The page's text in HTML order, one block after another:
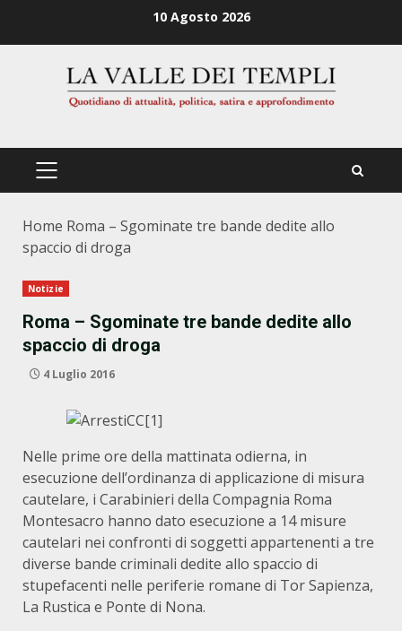
10 Agosto 2026
PRIMÄRES
Home Roma – Sgominate tre bande dedite allo
spaccio di droga
Notizie
Roma – Sgominate tre bande dedite allo
spaccio di droga
4 Luglio 2016
Nelle prime ore della mattinata odierna, in
esecuzione dell’ordinanza di applicazione di misura
cautelare, i Carabinieri della Compagnia Roma
Montesacro hanno dato esecuzione a 14 misure
cautelari nei confronti di soggetti appartenenti a tre
diverse bande criminali dedite allo spaccio di
stupefacenti nelle periferie romane di Tor Sapienza,
La Rustica e Ponte di Nona.